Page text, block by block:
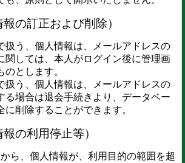
の訂正および削除）
扱う、個人情報は、メールアドレスの
関しては、本人がログイン後に管理画
のとします。
扱う、個人情報は、メールアドレスの
る場合は退会手続きより、データベー
に削除することができます。
の利用停止等）
ら、個人情報が、利用目的の範囲を超